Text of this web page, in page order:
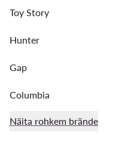
Toy Story
Hunter
Gap
Columbia
Näita rohkem brände